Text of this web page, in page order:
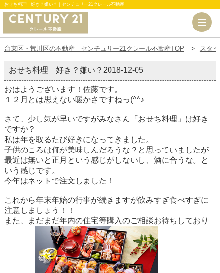
おせち料理 好き？嫌い？｜センチュリー21クレール不動産
台東区・荒川区の不動産｜センチュリー21クレール不動産TOP スタ
おせち料理 好き？嫌い？ 2018-12-05
おはようございます！佐藤です。
１２月とは思えない暖かさですねっ(^^♪
さて、少し気が早いですがみなさん「おせち料理」は好き
ですか？
私は年を取るたび好きになってきました。
子供のころは何が美味しんだろうな？と思っていましたが
最近は無いと正月という感じがしないし、酒に合うな。と
いう感じです。
今年はネットで注文しました！
これから年末年始の行事が続きますが飲みすぎ食べすぎに
注意しましょう！！
また、まだまだ年内の住宅等購入のご相談お待ちしており